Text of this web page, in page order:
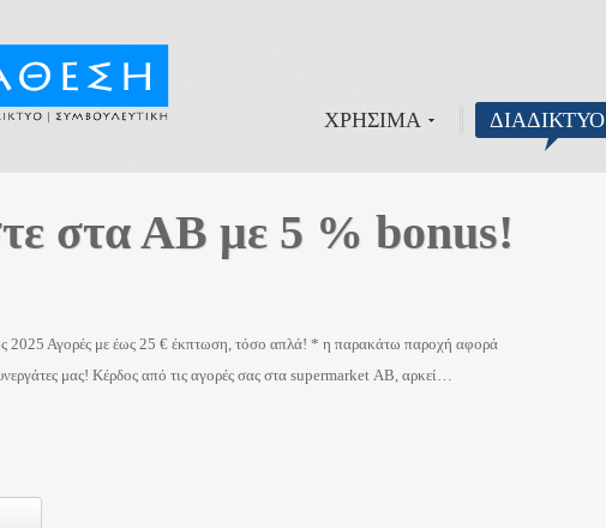
ΧΡΗΣΙΜΑ ΔΙΑΔΙΚΤΥΟ
στα ΑΒ με 5 % bonus!
2025 Αγορές με έως 25 € έκπτωση, τόσο απλά! * η παρακάτω παροχή αφορά
μας! Κέρδος από τις αγορές σας στα supermarket ΑΒ, αρκεί…